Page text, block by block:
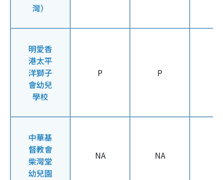
灣）
明愛香
港太平
洋獅子
會幼兒
學校
P P
中華基
督教會
柴灣堂
幼兒園
NA NA